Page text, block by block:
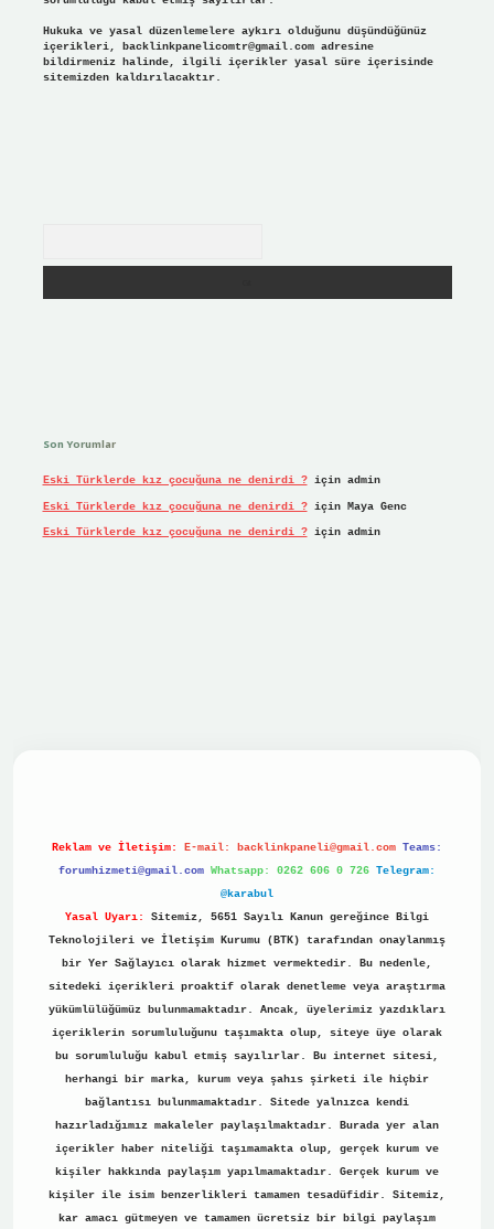
Hukuka ve yasal düzenlemelere aykırı olduğunu düşündüğünüz
içerikleri, backlinkpanelicomtr@gmail.comadresine
bildirmeniz halinde, ilgili içerikler yasal süre içerisinde
sitemizden kaldırılacaktır.
Son Yorumlar
Eski Türklerde kız çocuğuna ne denirdi ?için admin
Eski Türklerde kız çocuğuna ne denirdi ?için Maya Genc
Eski Türklerde kız çocuğuna ne denirdi ?için admin
Reklam ve İletişim: E-mail: backlinkpaneli@gmail.com Teams:
forumhizmeti@gmail.com Whatsapp: 0262 606 0 726 Telegram:
@karabul
Yasal Uyarı:
Sitemiz, 5651 Sayılı Kanun gereğince Bilgi
Teknolojileri ve İletişim Kurumu (BTK) tarafından onaylanmış
bir Yer Sağlayıcı olarak hizmet vermektedir. Bu nedenle,
sitedeki içerikleri proaktif olarak denetleme veya araştırma
yükümlülüğümüz bulunmamaktadır. Ancak, üyelerimiz yazdıkları
içeriklerin sorumluluğunu taşımakta olup, siteye üye olarak
bu sorumluluğu kabul etmiş sayılırlar. Bu internet sitesi,
herhangi bir marka, kurum veya şahıs şirketi ile hiçbir
bağlantısı bulunmamaktadır. Sitede yalnızca kendi
hazırladığımız makaleler paylaşılmaktadır. Burada yer alan
içerikler haber niteliği taşımamakta olup, gerçek kurum ve
kişiler hakkında paylaşım yapılmamaktadır. Gerçek kurum ve
kişiler ile isim benzerlikleri tamamen tesadüfidir. Sitemiz,
kar amacı gütmeyen ve tamamen ücretsiz bir bilgi paylaşım